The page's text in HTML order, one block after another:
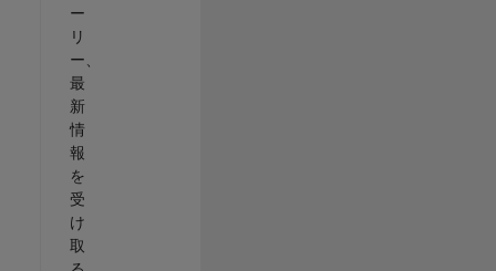
ー
リ
ー、
最
新
情
報
を
受
け
取